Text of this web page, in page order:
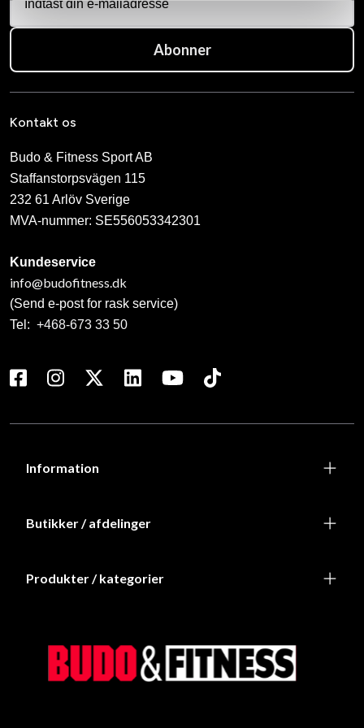
Abonner
Kontakt os
Budo & Fitness Sport AB
Staffanstorpsvägen 115
232 61 Arlöv Sverige
MVA-nummer: SE556053342301
Kundeservice
info@budofitness.dk
(Send e-post for rask service)
Tel: +468-673 33 50
Information
Butikker / afdelinger
Produkter / kategorier